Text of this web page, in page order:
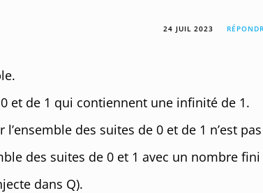
24 JUIL 2023
et de 1 qui contiennent une infinité de 1.
des suites de 0 et de 1 n’est pas
des suites de 0 et 1 avec un nombre fini
dans Q).